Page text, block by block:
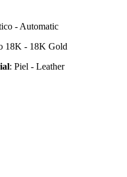
- Automatic
18K - 18K Gold
: Piel - Leather